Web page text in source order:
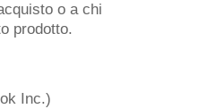
o a chi
prodotto.
Inc.)